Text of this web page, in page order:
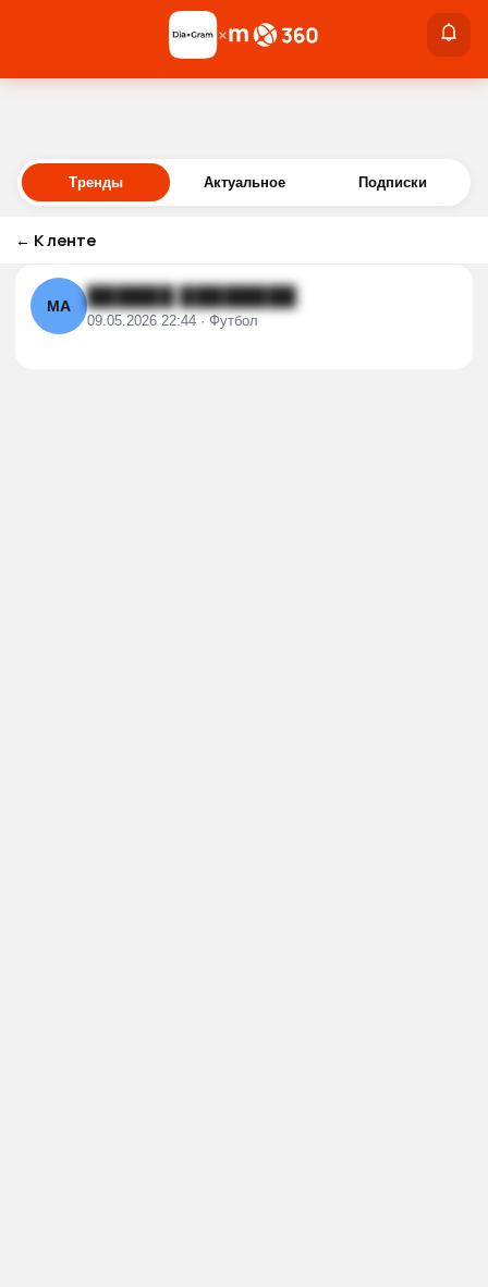
Войти
×
Тренды Актуальное Подписки
← К ленте
МА ██████ ████████
09.05.2026 22:44 · Футбол